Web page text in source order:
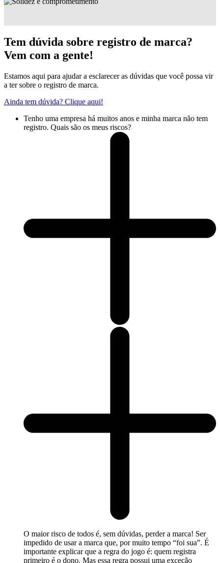
Tem dúvida sobre registro de marca?
Vem com a gente!
Estamos aqui para ajudar a esclarecer as dúvidas que você possa vir
a ter sobre o registro de marca.
Ainda tem dúvida? Clique aqui!
Tenho uma empresa há muitos anos e minha marca não tem
registro. Quais são os meus riscos?
O maior risco de todos é, sem dúvidas, perder a marca! Ser
impedido de usar a marca que, por muito tempo “foi sua”. É
importante explicar que a regra do jogo é: quem registra
primeiro é o dono. Mas essa regra possui uma exceção